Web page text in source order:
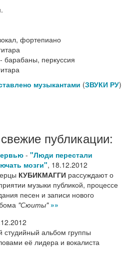
фортепиано
перкуссия
музыкантами (ЗВУКИ РУ)
публикации:
- "Люди перестали
мозги", 18.12.2012
КУБИКМАГГИ рассуждают о
музыки публикой, процессе
песен и записи нового
"Сюиты" »»
студийный альбом группы
её лидера и вокалиста